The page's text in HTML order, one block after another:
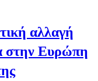
αλλαγή
στην Ευρώπη